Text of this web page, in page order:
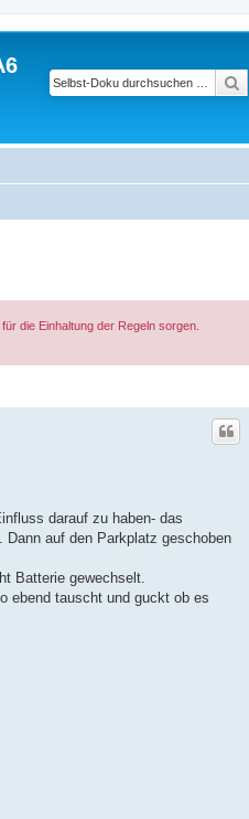
die Einhaltung der Regeln sorgen.
darauf zu haben- das
auf den Parkplatz geschoben
Batterie gewechselt.
ebend tauscht und guckt ob es